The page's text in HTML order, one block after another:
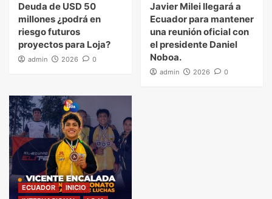
Deuda de USD 50
millones ¿podrá en
riesgo futuros
proyectos para Loja?
admin 2026 0
Javier Milei llegará a
Ecuador para mantener
una reunión oficial con
el presidente Daniel
Noboa.
admin 2026 0
ECUADOR
INICIO